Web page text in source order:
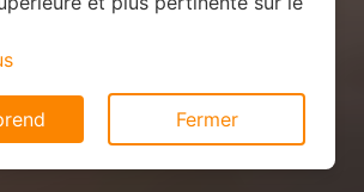
Fermer